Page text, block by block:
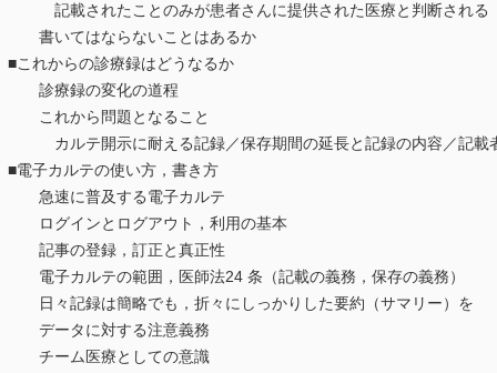
記載されたことのみが患者さんに提供された医療と判断される
書いてはならないことはあるか
■これからの診療録はどうなるか
診療録の変化の道程
これから問題となること
カルテ開示に耐える記録／保存期間の延長と記録の内容／記載
■電子カルテの使い方，書き方
急速に普及する電子カルテ
ログインとログアウト，利用の基本
記事の登録，訂正と真正性
電子カルテの範囲，医師法24 条（記載の義務，保存の義務）
日々記録は簡略でも，折々にしっかりした要約（サマリー）を
データに対する注意義務
チーム医療としての意識